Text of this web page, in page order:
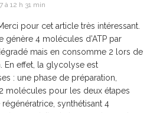
à 12 h 31 min
pour cet article très intéressant.
génère 4 molécules d’ATP par
mais en consomme 2 lors de
En effet, la glycolyse est
: une phase de préparation,
molécules pour les deux étapes
régénératrice, synthétisant 4